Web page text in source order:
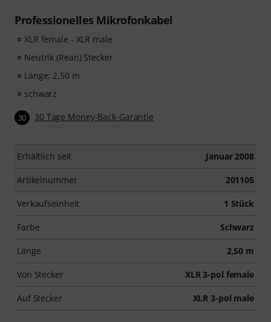
Professionelles Mikrofonkabel
XLR female - XLR male
Neutrik (Rean) Stecker
Länge: 2,50 m
schwarz
30 30 Tage Money-Back-Garantie
Erhältlich seit Januar 2008
Artikelnummer 201105
Verkaufseinheit 1 Stück
Farbe Schwarz
Länge 2,50 m
Von Stecker XLR 3-pol female
Auf Stecker XLR 3-pol male